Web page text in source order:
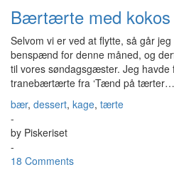
Bærtærte med kokos
Selvom vi er ved at flytte, så går
benspænd for denne måned, og
til vores søndagsgæster. Jeg
tranebærtærte fra ‘Tænd på
bær, dessert, kage, tærte
-
by Piskeriset
-
18 Comments